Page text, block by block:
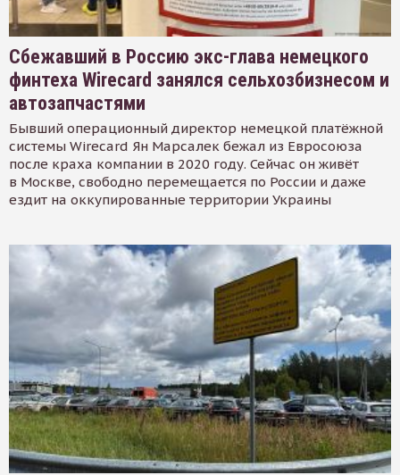
Сбежавший в Россию экс-глава немецкого
финтеха Wirecard занялся сельхозбизнесом и
автозапчастями
Бывший операционный директор немецкой платёжной
системы Wirecard Ян Марсалек бежал из Евросоюза
после краха компании в 2020 году. Сейчас он живёт
в Москве, свободно перемещается по России и даже
ездит на оккупированные территории Украины